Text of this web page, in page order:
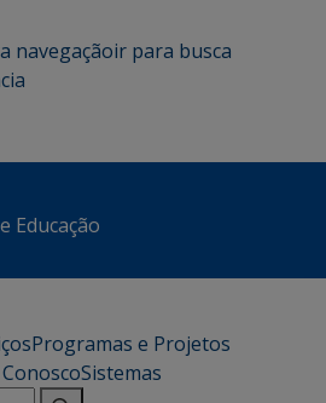
navegaçãoir para busca
Educação
Programas e Projetos
Sistemas